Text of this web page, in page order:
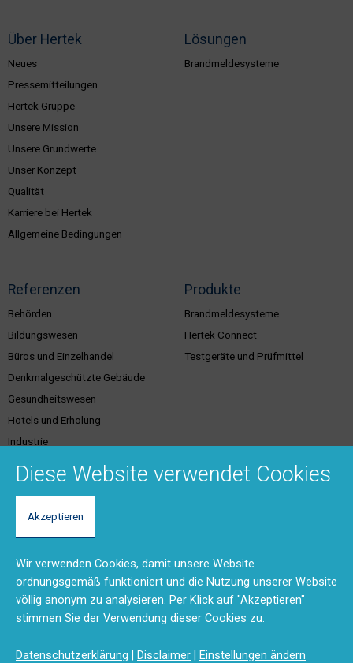
Über Hertek
Neues
Pressemitteilungen
Hertek Gruppe
Unsere Mission
Unsere Grundwerte
Unser Konzept
Qualität
Karriere bei Hertek
Allgemeine Bedingungen
Lösungen
Brandmeldesysteme
Referenzen
Behörden
Bildungswesen
Büros und Einzelhandel
Denkmalgeschützte Gebäude
Gesundheitswesen
Hotels und Erholung
Industrie
Justiz
Produkte
Brandmeldesysteme
Hertek Connect
Testgeräte und Prüfmittel
Kundenservice &
Dienstleistungen
Brandschutzschulungen
Planungstool
BMA-Konzept
Produktdokumentation (DMS)
Unser Team
Rücksendungen und Reparaturen
(RMA)
Feedback
Diese Website verwendet Cookies
Akzeptieren
Wir verwenden Cookies, damit unsere Website
ordnungsgemäß funktioniert und die Nutzung unserer Website
völlig anonym zu analysieren. Per Klick auf "Akzeptieren"
stimmen Sie der Verwendung dieser Cookies zu.
Datenschutzerklärung | Disclaimer | Einstellungen ändern